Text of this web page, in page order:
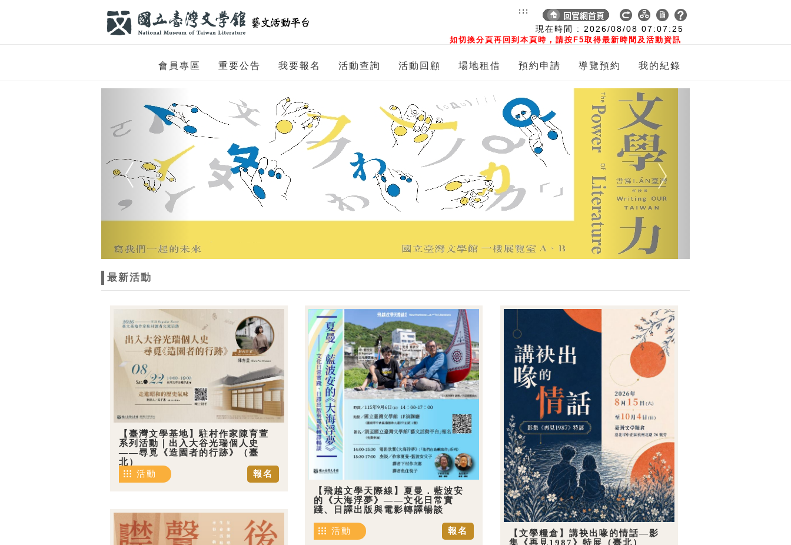
現在時間 : 2026/08/08 07:07:26
如切換分頁再回到本頁時，請按F5取得最新時間及活動資訊
:::
會員專區 重要公告 我要報名 活動查詢 活動回顧 場地租借 預約申請 導覽預約 我的紀錄
Next
最新活動
【臺灣文學基地】駐村作家陳育萱
系列活動｜出入大谷光瑞個人史
——尋覓《造園者的行跡》（臺
北）
報名
活動
【飛越文學天際線】夏曼．藍波安
的《大海浮夢》——文化日常實
踐、日譯出版與電影轉譯暢談
報名
活動
【文學糧倉】講袂出喙的情話—影
集《再見1987》特展（臺北）